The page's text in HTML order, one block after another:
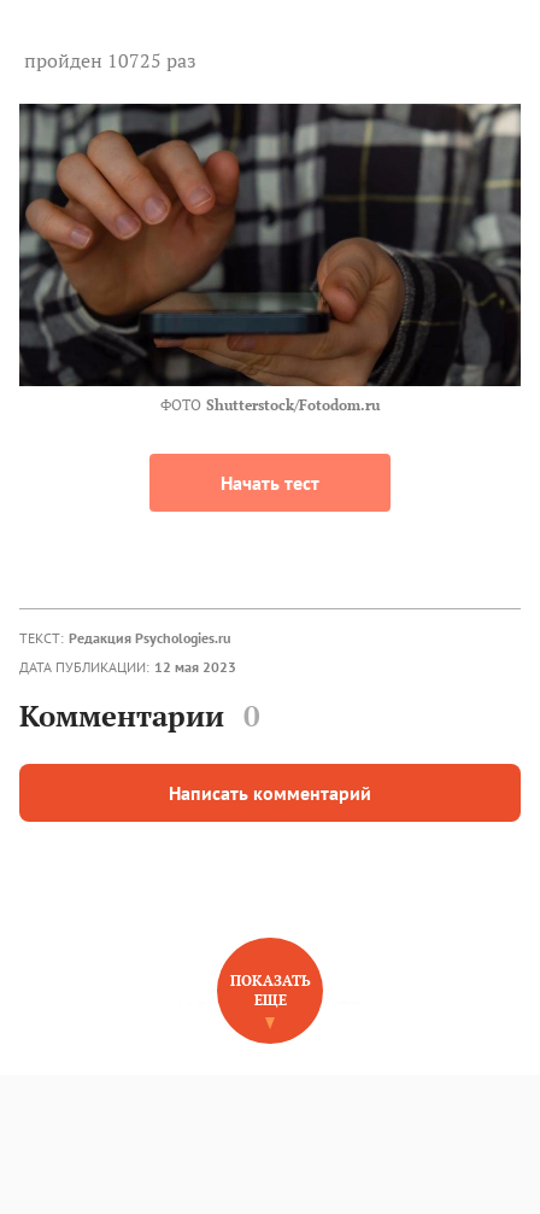
пройден 10725 раз
ФОТО Shutterstock/Fotodom.ru
Начать тест
ТЕКСТ: Редакция Psychologies.ru
ДАТА ПУБЛИКАЦИИ: 12 мая 2023
Комментарии 0
Написать комментарий
НОВОЕ НА САЙТЕ
ПОКАЗАТЬ
ЕЩЕ